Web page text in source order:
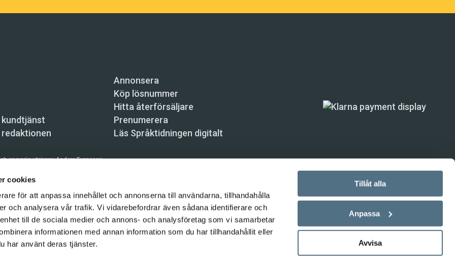
cookies
för att anpassa innehållet och annonserna till användarna, tillhandahålla
och analysera vår trafik. Vi vidarebefordrar även sådana identifierare och
till de sociala medier och annons- och analysföretag som vi samarbetar
informationen med annan information som du har tillhandahållit eller
har använt deras tjänster.
Tillåt alla
Anpassa
Avvisa
Annonsera
Köp lösnummer
Hitta återförsäljare
Prenumerera
Läs Språktidningen digitalt
ansvarig utgivare:Anders Svensson
Skeppsbron 34, 111 30 Stockholm,
prenumeration: 08-121 062 34 (vardagar 8–17),kundtjanst@spraktidningen.se
automatiska tjänster och maskinläsbara metoder (robotar, spiders, indexering och liknande) är inte
på denna webbplats är upphovsrättsligt skyddat.